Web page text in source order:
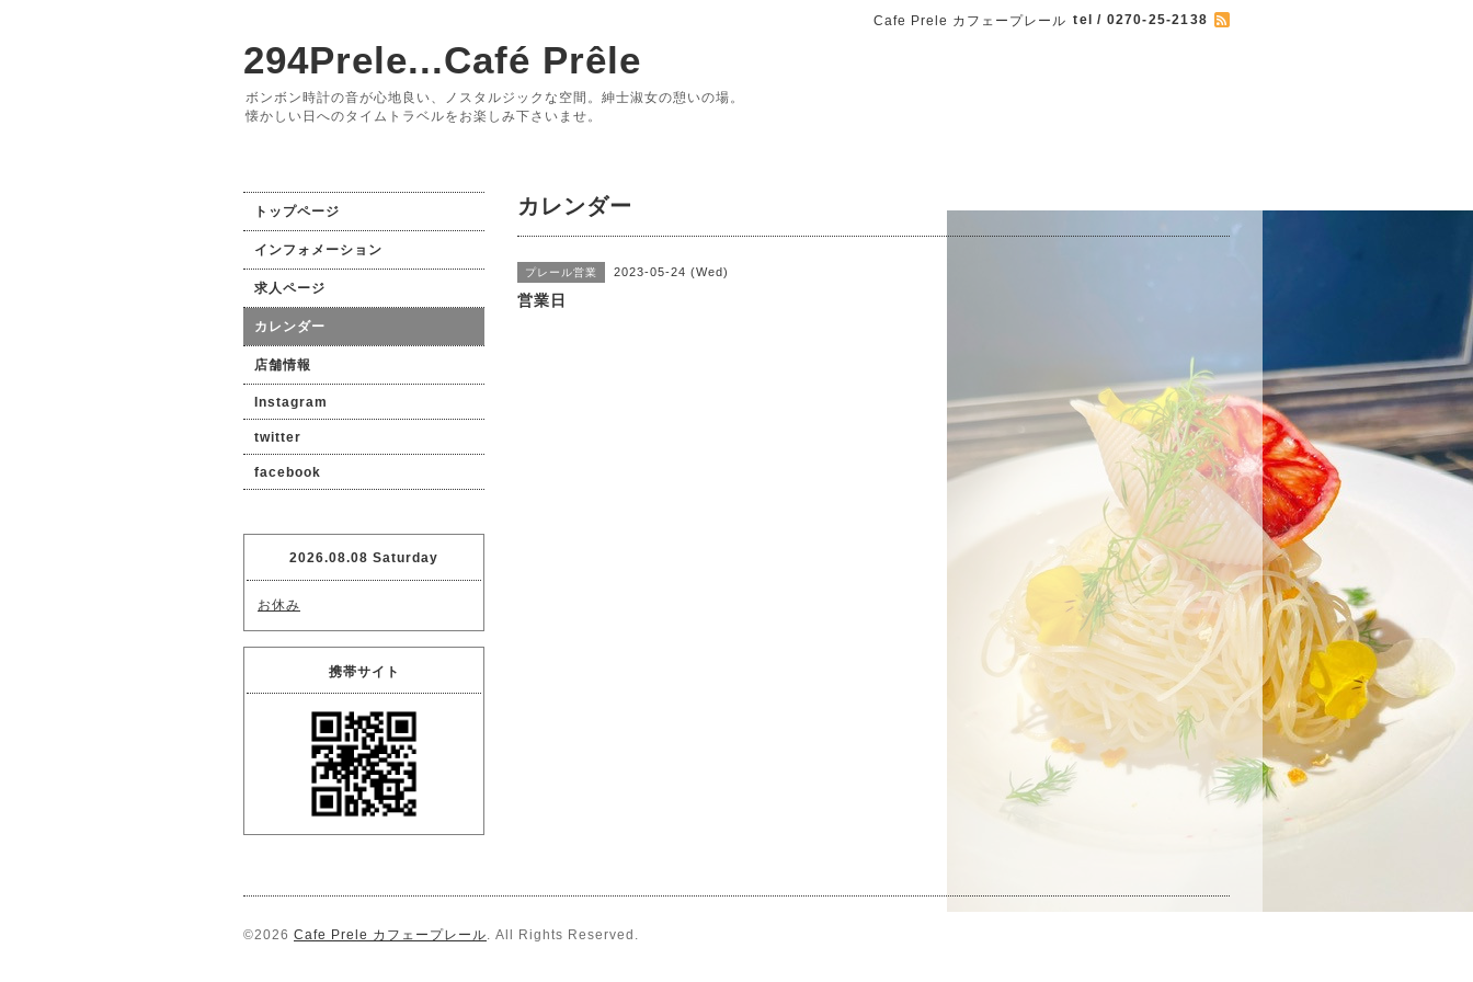
Cafe Prele カフェープレール tel / 0270-25-2138
294Prele...Café Prêle
ボンボン時計の音が心地良い、ノスタルジックな空間。紳士淑女の憩いの場。
懐かしい日へのタイムトラベルをお楽しみ下さいませ。
カレンダー
プレール営業 2023-05-24 (Wed)
営業日
トップページ
インフォメーション
求人ページ
カレンダー
店舗情報
Instagram
twitter
facebook
2026.08.08 Saturday
お休み
携帯サイト
©2026 Cafe Prele カフェープレール. All Rights Reserved.